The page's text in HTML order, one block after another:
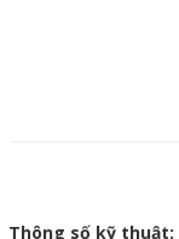
Thông số kỹ thuật: